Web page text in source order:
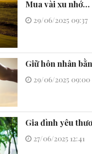
Mua vài xu nhớ…
29/06/2025 09:37
Giữ hôn nhân
29/06/2025 09:00
Gia đình yêu
27/06/2025 12:41